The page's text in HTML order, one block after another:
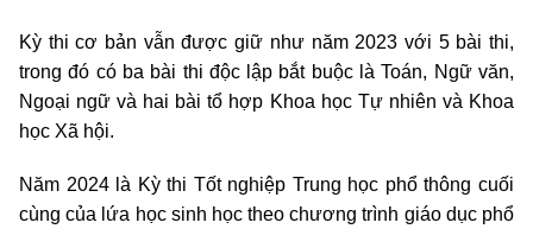
Kỳ thi cơ bản vẫn được giữ như năm 2023 với 5 bài thi,
trong đó có ba bài thi độc lập bắt buộc là Toán, Ngữ văn,
Ngoại ngữ và hai bài tổ hợp Khoa học Tự nhiên và Khoa
học Xã hội.
Năm 2024 là Kỳ thi Tốt nghiệp Trung học phổ thông cuối
cùng của lứa học sinh học theo chương trình giáo dục phổ